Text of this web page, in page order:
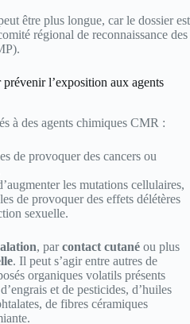
être plus longue, car le dossier est
régional de reconnaissance des
l’exposition aux agents
à des agents chimiques CMR :
de provoquer des cancers ou
les mutations cellulaires,
de provoquer des effets délétères
sexuelle.
, parcontact cutané ou plus
. Il peut s’agir entre autres de
organiques volatils présents
et de pesticides, d’huiles
de fibres céramiques